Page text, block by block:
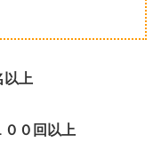
以上
００回以上